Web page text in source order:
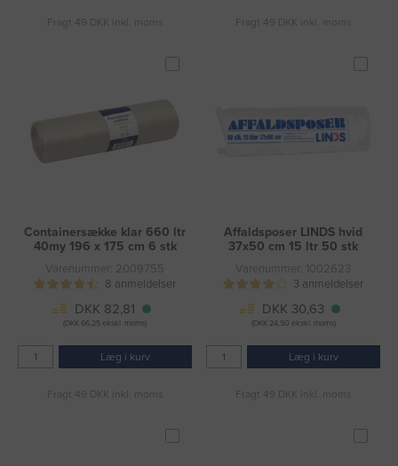
Fragt 49 DKK inkl. moms Fragt 49 DKK inkl. moms
Containersække klar 660 ltr
40my 196 x 175 cm 6 stk
Varenummer: 2009755
8 anmeldelser
DKK 82,81
(DKK 66,25 ekskl. moms)
Læg i kurv
Fragt 49 DKK inkl. moms
Affaldsposer LINDS hvid
37x50 cm 15 ltr 50 stk
Varenummer: 1002623
3 anmeldelser
DKK 30,63
(DKK 24,50 ekskl. moms)
Læg i kurv
Fragt 49 DKK inkl. moms